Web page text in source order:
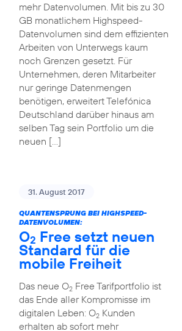
mehr Datenvolumen. Mit bis zu 30
GB monatlichem Highspeed-
Datenvolumen sind dem effizienten
Arbeiten von Unterwegs kaum
noch Grenzen gesetzt. Für
Unternehmen, deren Mitarbeiter
nur geringe Datenmengen
benötigen, erweitert Telefónica
Deutschland darüber hinaus am
selben Tag sein Portfolio um die
neuen […]
31. August 2017
QUANTENSPRUNG BEI HIGHSPEED-
DATENVOLUMEN:
O2 Free setzt neuen
Standard für die
mobile Freiheit
Das neue O2Free Tarifportfolio ist
das Ende aller Kompromisse im
digitalen Leben: O2Kunden
erhalten ab sofort mehr